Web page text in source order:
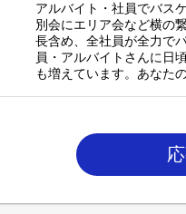
アルバイト・社員でバス
別会にエリア会など横の
長含め、全社員が全力で
員・アルバイトさんに日
も増えています。あなた